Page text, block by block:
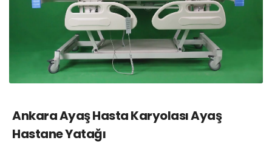
Ankara Ayaş Hasta Karyolası Ayaş
Hastane Yatağı